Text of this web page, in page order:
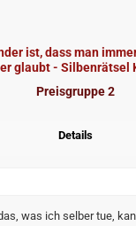
ist, dass man
glaubt - Silbenrätsel
Preisgruppe 2
Details